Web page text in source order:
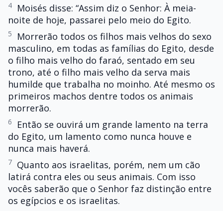
4
Moisés disse: “Assim diz o Senhor: À meia-
noite de hoje, passarei pelo meio do Egito.
5
Morrerão todos os filhos mais velhos do sexo
masculino, em todas as famílias do Egito, desde
o filho mais velho do faraó, sentado em seu
trono, até o filho mais velho da serva mais
humilde que trabalha no moinho. Até mesmo os
primeiros machos dentre todos os animais
morrerão.
6
Então se ouvirá um grande lamento na terra
do Egito, um lamento como nunca houve e
nunca mais haverá.
7 Quanto aos israelitas, porém, nem um cão
latirá contra eles ou seus animais. Com isso
vocês saberão que o Senhor faz distinção entre
os egípcios e os israelitas.